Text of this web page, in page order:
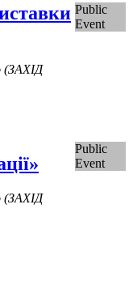
(ЗАХІД
Public
Event
(ЗАХІД
Public
Event